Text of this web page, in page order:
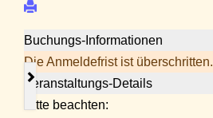
Buchungs-Informationen
Die Anmeldefrist ist überschritten.
Veranstaltungs-Details
Bitte beachten: